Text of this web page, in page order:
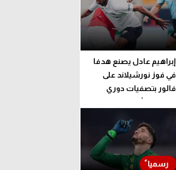
إبراهيم عادل يصنع هدفا
في فوز نورشيلاند على
فالور بتصفيات دوري
المؤتمر الأوروبي